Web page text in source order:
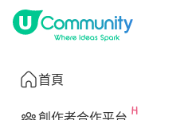
首頁